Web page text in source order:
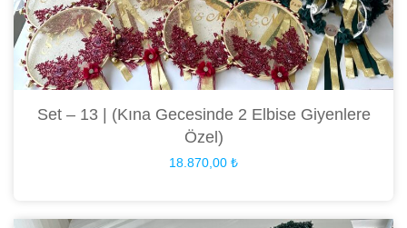
Set – 13 | (Kına Gecesinde 2 Elbise Giyenlere
Özel)
18.870,00 ₺